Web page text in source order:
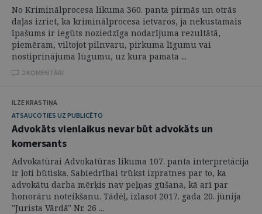
No Kriminālprocesa likuma 360. panta pirmās un otrās
daļas izriet, ka kriminālprocesa ietvaros, ja nekustamais
īpašums ir iegūts noziedzīga nodarījuma rezultātā,
piemēram, viltojot pilnvaru, pirkuma līgumu vai
nostiprinājuma lūgumu, uz kura pamata ...
2 KOMENTĀRI
ILZE KRASTIŅA
ATSAUCOTIES UZ PUBLICĒTO
Advokāts vienlaikus nevar būt advokāts un
komersants
Advokatūrai Advokatūras likuma 107. panta interpretācija
ir ļoti būtiska. Sabiedrībai trūkst izpratnes par to, ka
advokātu darba mērķis nav peļņas gūšana, kā arī par
honorāru noteikšanu. Tādēļ, izlasot 2017. gada 20. jūnija
"Jurista Vārdā" Nr. 26 ...